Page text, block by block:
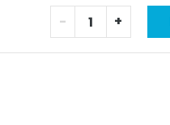
- +